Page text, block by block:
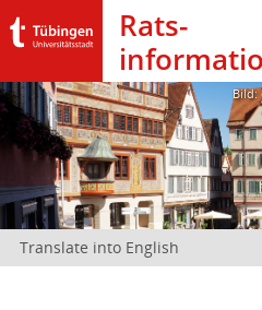
Rats­
Bild:
Translate into English